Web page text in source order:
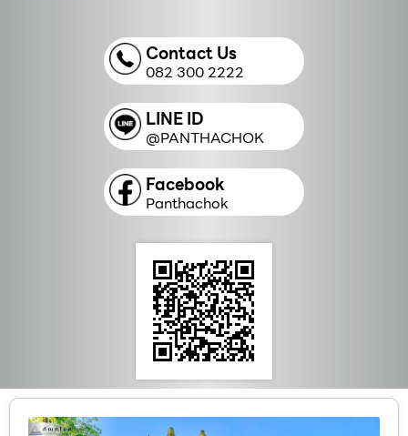
Contact Us
082 300 2222
LINE ID
@PANTHACHOK
Facebook
Panthachok